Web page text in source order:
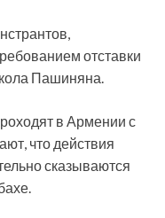
отставки
Пашиняна.
в Армении с
что действия
сказываются